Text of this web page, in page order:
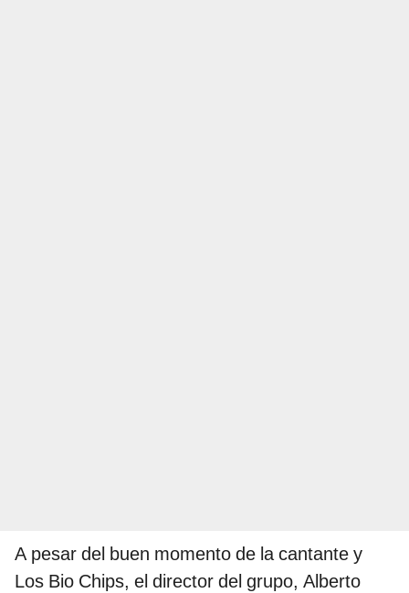
A pesar del buen momento de la cantante y
Los Bio Chips, el director del grupo, Alberto